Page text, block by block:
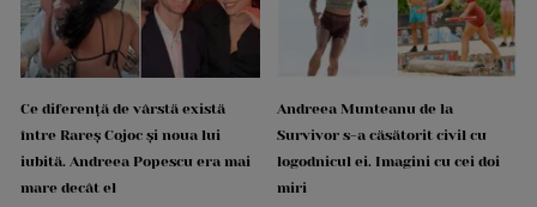
Ce diferență de vârstă există
între Rareș Cojoc și noua lui
iubită. Andreea Popescu era mai
mare decât el
Andreea Munteanu de la
Survivor s-a căsătorit civil cu
logodnicul ei. Imagini cu cei doi
miri